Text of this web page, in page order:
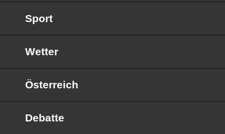
Sport
Wetter
Österreich
Debatte